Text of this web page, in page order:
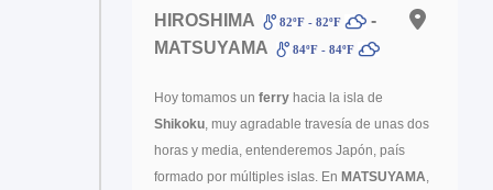
HIROSHIMA 82ºF - 82ºF
-
MATSUYAMA
84ºF - 84ºF
Hoy tomamos un ferry hacia la isla de
Shikoku, muy agradable travesía de unas dos
horas y media, entenderemos Japón, país
formado por múltiples islas. En MATSUYAMA,